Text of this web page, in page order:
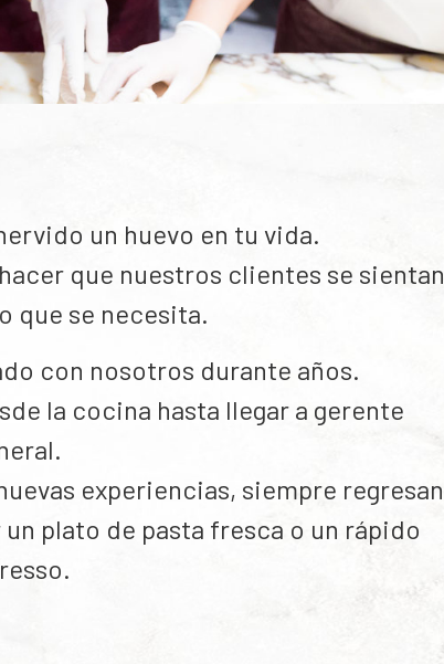
un huevo en tu vida.
que nuestros clientes se sientan
que se necesita.
con nosotros durante años.
la cocina hasta llegar a gerente
experiencias, siempre regresan
plato de pasta fresca o un rápido